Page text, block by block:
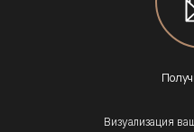
Визуализация